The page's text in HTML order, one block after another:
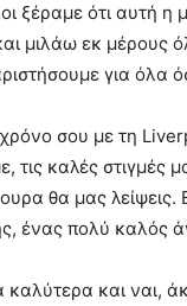
ξέραμε ότι αυτή η
μιλάω εκ μέρους
για όλα
σου με τη
τις καλές στιγμές
θα μας λείψεις.
ένας πολύ καλός
καλύτερα και ναι,